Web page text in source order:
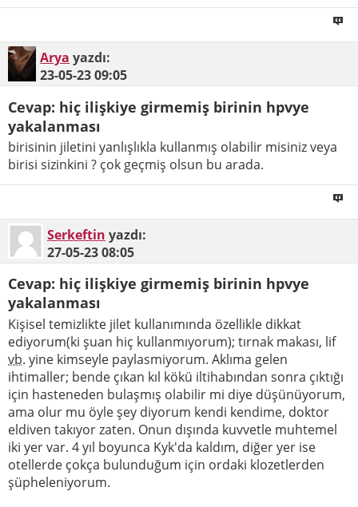
Arya yazdı:
23-05-2309:05
Cevap: hiç ilişkiye girmemiş birinin hpvye
yakalanması
birisinin jiletini yanlışlıkla kullanmış olabilir misiniz veya
birisi sizinkini ? çok geçmiş olsun bu arada.
Serkeftin yazdı:
27-05-2308:05
Cevap: hiç ilişkiye girmemiş birinin hpvye
yakalanması
Kişisel temizlikte jilet kullanımında özellikle dikkat
ediyorum(ki şuan hiç kullanmıyorum); tırnak makası, lif
vb. yine kimseyle paylasmiyorum. Aklıma gelen
ihtimaller; bende çıkan kıl kökü iltihabından sonra çıktığı
için hasteneden bulaşmış olabilir mi diye düşünüyorum,
ama olur mu öyle şey diyorum kendi kendime, doktor
eldiven takıyor zaten. Onun dışında kuvvetle muhtemel
iki yer var. 4 yıl boyunca Kyk'da kaldım, diğer yer ise
otellerde çokça bulunduğum için ordaki klozetlerden
şüpheleniyorum.